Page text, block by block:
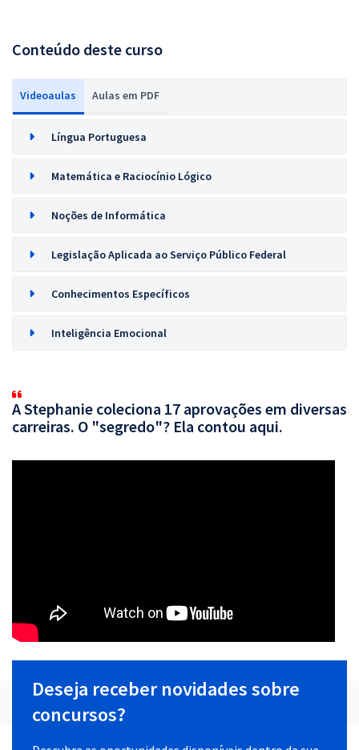
Conteúdo deste curso
Videoaulas Aulas em PDF
Língua Portuguesa
Matemática e Raciocínio Lógico
Noções de Informática
Legislação Aplicada ao Serviço Público Federal
Conhecimentos Específicos
Inteligência Emocional
A Stephanie coleciona 17 aprovações em diversas
carreiras. O "segredo"? Ela contou aqui.
Deseja receber novidades sobre
concursos?